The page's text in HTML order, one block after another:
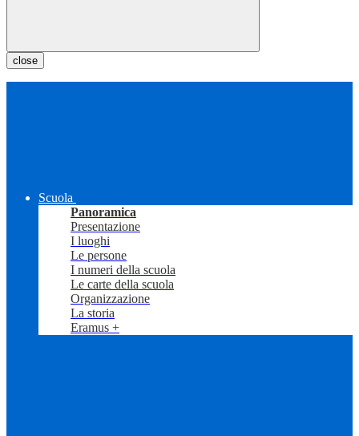
close
Scuola
Panoramica
Presentazione
I luoghi
Le persone
I numeri della scuola
Le carte della scuola
Organizzazione
La storia
Eramus +